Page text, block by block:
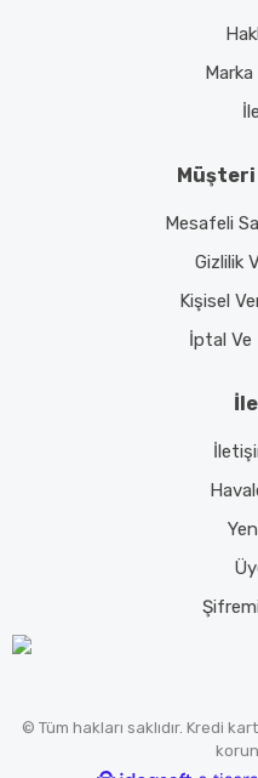
Mesafeli
Gizlilik
Kişisel
İptal Ve
© Tüm hakları saklıdır. Kredi